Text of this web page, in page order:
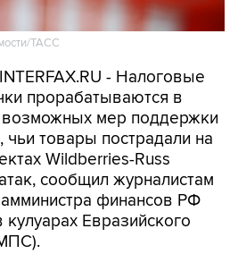
ТАСС
- Налоговые
прорабатываются в
возможных мер поддержки
чьи товары пострадали на
Wildberries-Russ
сообщил журналистам
финансов РФ
Евразийского